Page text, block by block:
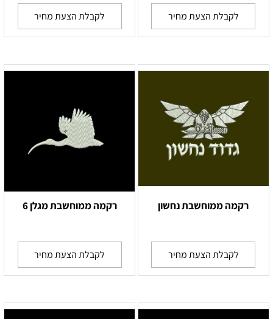
לקבלת הצעת מחיר לקבלת הצעת מחיר
רקמה ממוחשבת נחשון
לקבלת הצעת מחיר
רקמה ממוחשבת מגלן 6
לקבלת הצעת מחיר